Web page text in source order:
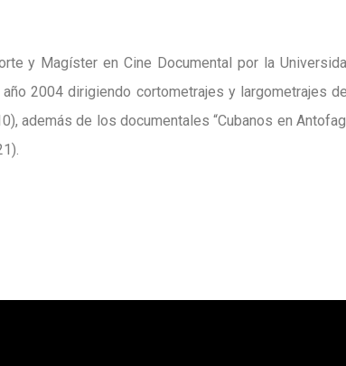
y Magíster en Cine Documental por la
2004 dirigiendo cortometrajes y largometrajes
además de los documentales “Cubanos en